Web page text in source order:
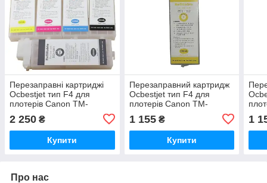
Перезаправні картриджі
Ocbestjet тип F4 для
плотерів Canon TM-
200/300 без чипів (5 шт. по
260 мл)
2 250 ₴
Купити
Перезаправний картридж
Ocbestjet тип F4 для
плотерів Canon TM-
200/300 з чипом PFI-120
Yellow (260 мл)
1 155₴
Купити
1
Про нас